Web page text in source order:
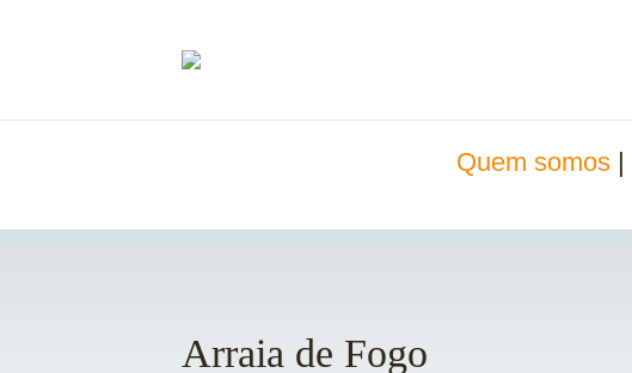
Quem somos
Arraia de Fogo